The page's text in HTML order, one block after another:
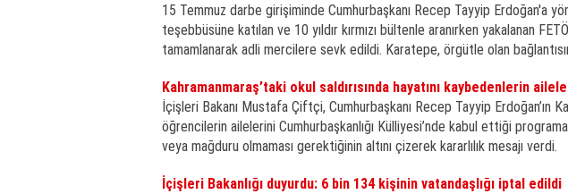
15 Temmuz darbe girişiminde Cumhurbaşkanı Recep Tayyip Erdoğan'a
teşebbüsüne katılan ve 10 yıldır kırmızı bültenle aranırken yakalanan
tamamlanarak adli mercilere sevk edildi. Karatepe, örgütle olan
Kahramanmaraş’taki okul saldırısında hayatını kaybedenlerin
İçişleri Bakanı Mustafa Çiftçi, Cumhurbaşkanı Recep Tayyip Erdoğan’ın
öğrencilerin ailelerini Cumhurbaşkanlığı Külliyesi’nde kabul ettiği
veya mağduru olmaması gerektiğinin altını çizerek kararlılık mesajı verdi.
İçişleri Bakanlığı duyurdu: 6 bin 134 kişinin vatandaşlığı iptal edildi